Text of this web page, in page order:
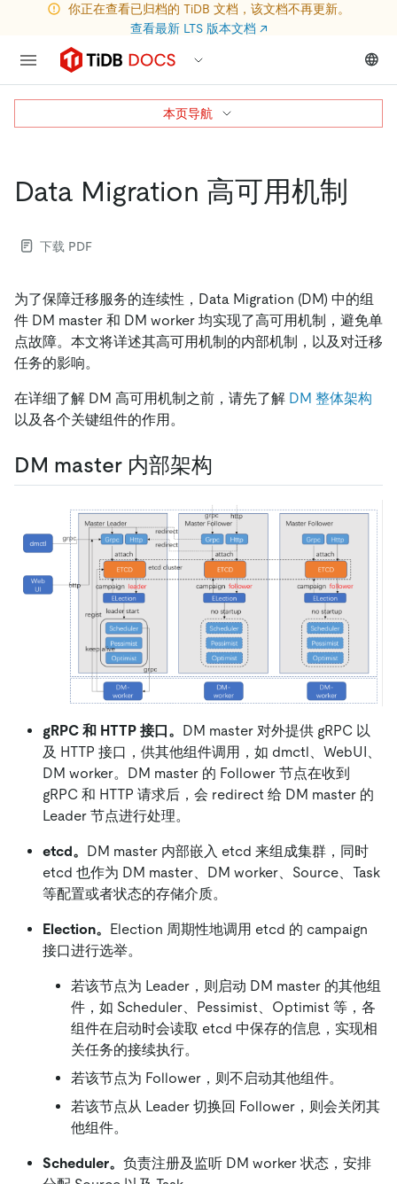
你正在查看已归档的 TiDB 文档，该文档不再更新。
查看最新 LTS 版本文档 ↗
Data Migration 高可用机制
下载 PDF
为了保障迁移服务的连续性，Data Migration (DM) 中的组
件 DM master 和 DM worker 均实现了高可用机制，避免单
点故障。本文将详述其高可用机制的内部机制，以及对迁移
任务的影响。
在详细了解 DM 高可用机制之前，请先了解 DM 整体架构
以及各个关键组件的作用。
DM master 内部架构
gRPC 和 HTTP 接口。 DM master 对外提供 gRPC 以
及 HTTP 接口，供其他组件调用，如 dmctl、WebUI、
DM worker。DM master 的 Follower 节点在收到
gRPC 和 HTTP 请求后，会 redirect 给 DM master 的
Leader 节点进行处理。
etcd。 DM master 内部嵌入 etcd 来组成集群，同时
etcd 也作为 DM master、DM worker、Source、Task
等配置或者状态的存储介质。
Election。 Election 周期性地调用 etcd 的 campaign
接口进行选举。
若该节点为 Leader，则启动 DM master 的其他组
件，如 Scheduler、Pessimist、Optimist 等，各
组件在启动时会读取 etcd 中保存的信息，实现相
关任务的接续执行。
若该节点为 Follower，则不启动其他组件。
若该节点从 Leader 切换回 Follower，则会关闭其
他组件。
Scheduler。 负责注册及监听 DM worker 状态，安排
本页导航